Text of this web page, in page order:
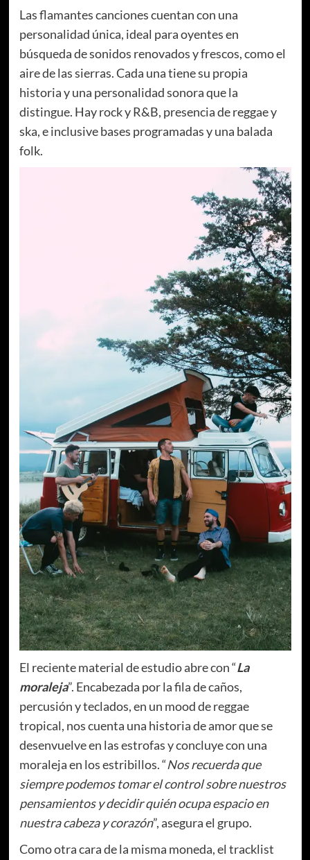
Las flamantes canciones cuentan con una
personalidad única, ideal para oyentes en
búsqueda de sonidos renovados y frescos, como el
aire de las sierras. Cada una tiene su propia
historia y una personalidad sonora que la
distingue. Hay rock y R&B, presencia de reggae y
ska, e inclusive bases programadas y una balada
folk.
El reciente material de estudio abre con “La
moraleja”. Encabezada por la fila de caños,
percusión y teclados, en un mood de reggae
tropical, nos cuenta una historia de amor que se
desenvuelve en las estrofas y concluye con una
moraleja en los estribillos. “Nos recuerda que
siempre podemos tomar el control sobre nuestros
pensamientos y decidir quién ocupa espacio en
nuestra cabeza y corazón”, asegura el grupo.
Como otra cara de la misma moneda, el tracklist